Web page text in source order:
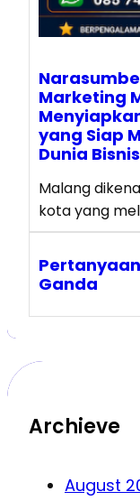
Marketing
yang Siap
Dunia
Malang
kota yang
Ganda
Archieve
August